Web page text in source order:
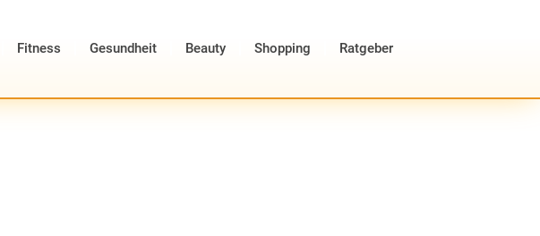
Fitness Gesundheit Beauty Shopping Ratgeber